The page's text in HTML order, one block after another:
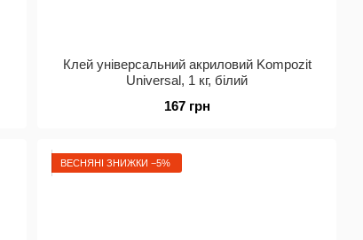
Клей універсальний акриловий Kompozit
Universal, 1 кг, білий
167 грн
ВЕСНЯНІ ЗНИЖКИ −5%